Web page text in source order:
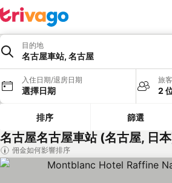
目的地
名古屋車站, 名古屋
入住日期/退房日期
選擇日期
旅
2
排序 篩選
名古屋名古屋車站 (名古屋, 日
佣金如何影響排序